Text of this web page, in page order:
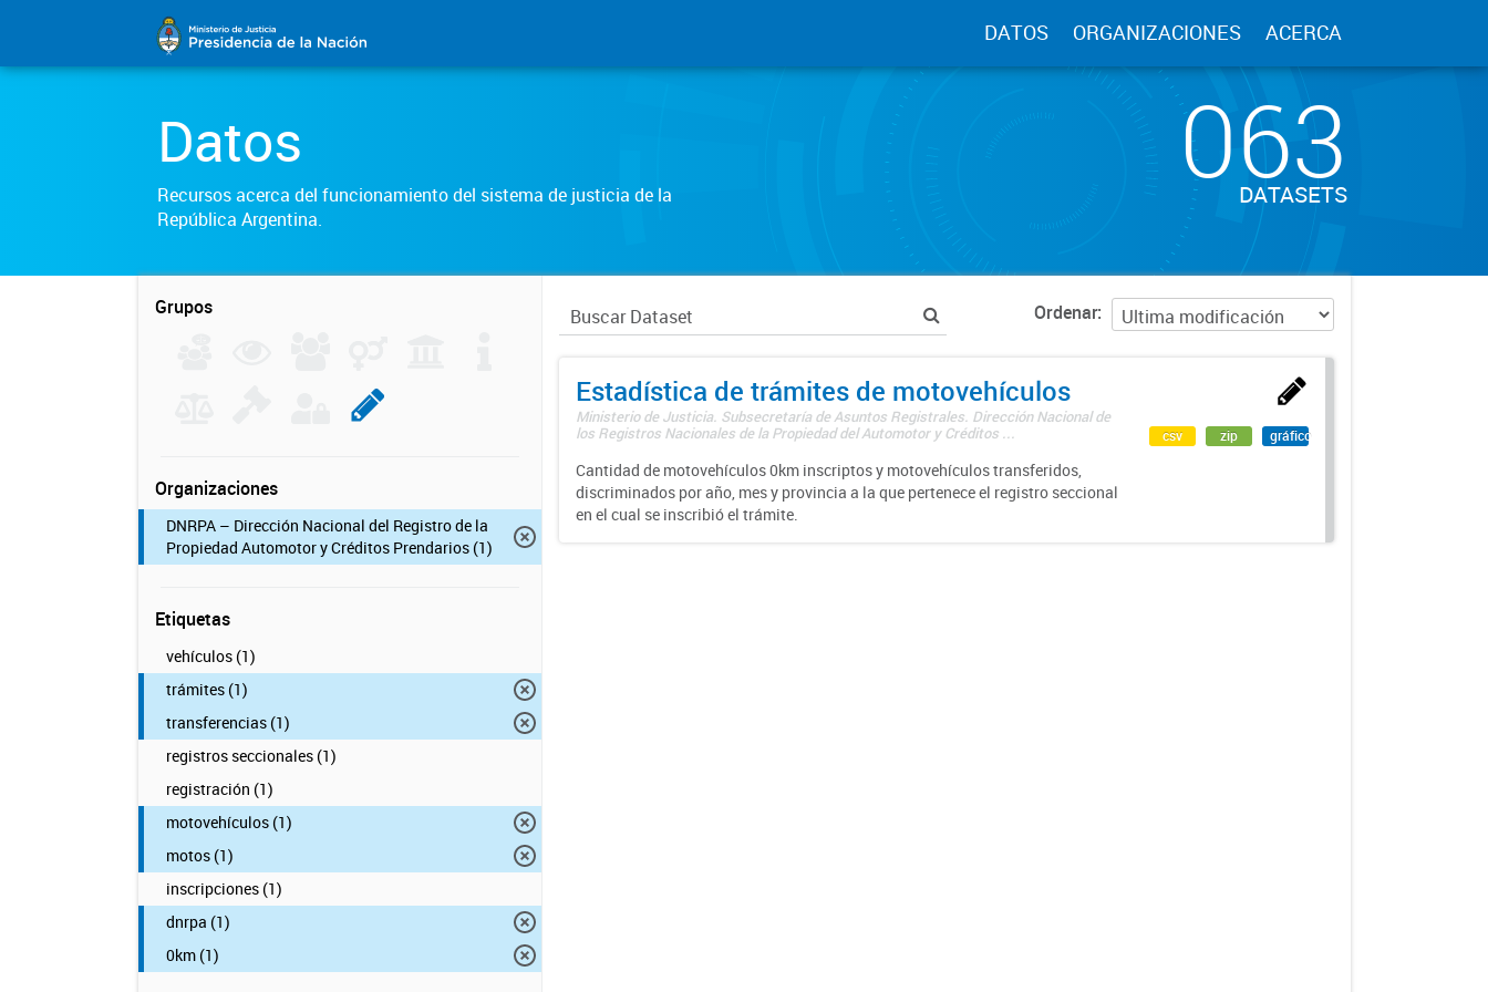
DATOS ORGANIZACIONES ACERCA
Datos
Recursos acerca del funcionamiento del sistema de justicia de la
República Argentina.
063
DATASETS
Grupos
Organizaciones
DNRPA – Dirección Nacional del Registro de la
Propiedad Automotor y Créditos Prendarios (1)
Etiquetas
vehículos (1)
trámites (1)
transferencias (1)
registros seccionales (1)
registración (1)
motovehículos (1)
motos (1)
inscripciones (1)
dnrpa (1)
0km (1)
Ordenar
Estadística de trámites de motovehículos
Ministerio de Justicia. Subsecretaría de Asuntos Registrales. Dirección Nacional de
los Registros Nacionales de la Propiedad del Automotor y Créditos ...
Cantidad de motovehículos 0km inscriptos y motovehículos transferidos,
discriminados por año, mes y provincia a la que pertenece el registro seccional
en el cual se inscribió el trámite.
csv zip gráfico